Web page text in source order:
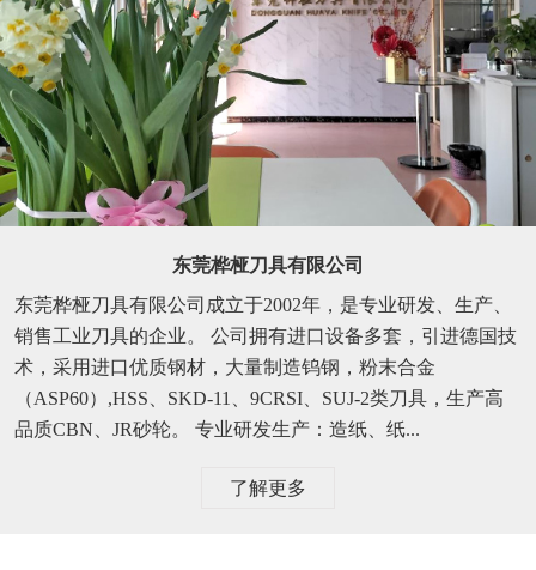
东莞桦桠刀具有限公司
东莞桦桠刀具有限公司成立于2002年，是专业研发、生产、
销售工业刀具的企业。 公司拥有进口设备多套，引进德国技
术，采用进口优质钢材，大量制造钨钢，粉末合金
（ASP60）,HSS、SKD-11、9CRSI、SUJ-2类刀具，生产高
品质CBN、JR砂轮。 专业研发生产：造纸、纸...
了解更多